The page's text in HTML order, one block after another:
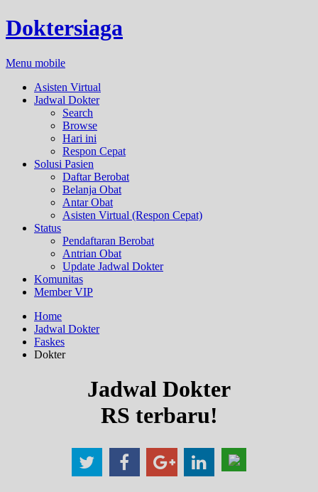
Doktersiaga
Menu mobile
Asisten Virtual
Jadwal Dokter
Search
Browse
Hari ini
Respon Cepat
Solusi Pasien
Daftar Berobat
Belanja Obat
Antar Obat
Asisten Virtual (Respon Cepat)
Status
Pendaftaran Berobat
Antrian Obat
Update Jadwal Dokter
Komunitas
Member VIP
Home
Jadwal Dokter
Faskes
Dokter
Jadwal Dokter
RS terbaru!